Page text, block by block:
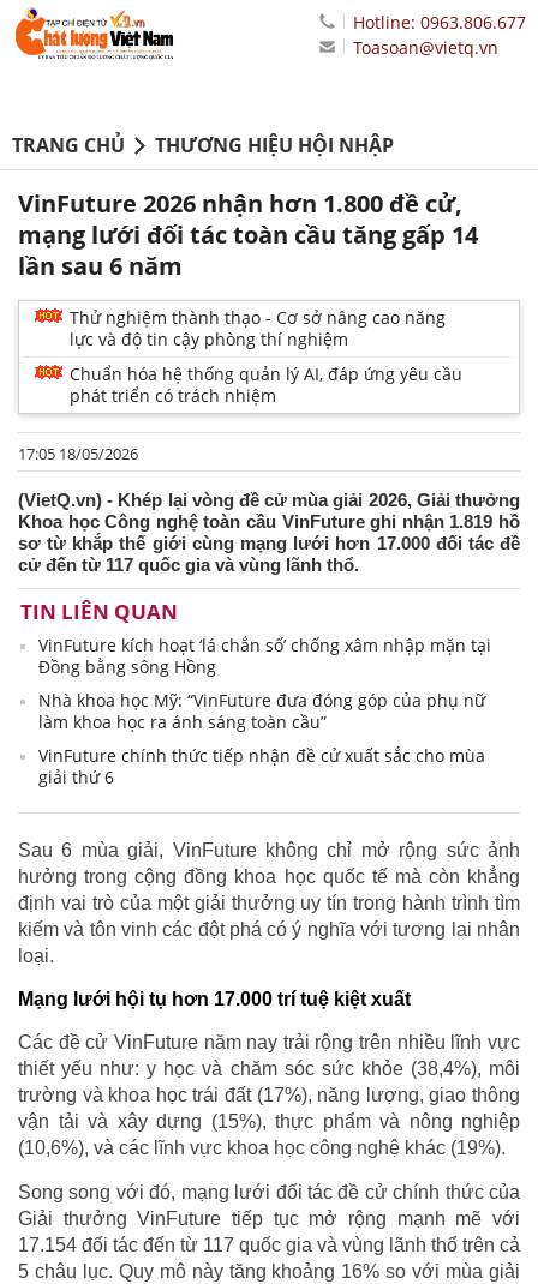
Hotline: 0963.806.677
Toasoan@vietq.vn
TRANG CHỦ THƯƠNG HIỆU HỘI NHẬP
VinFuture 2026 nhận hơn 1.800 đề cử,
mạng lưới đối tác toàn cầu tăng gấp 14
lần sau 6 năm
Thử nghiệm thành thạo - Cơ sở nâng cao năng
lực và độ tin cậy phòng thí nghiệm
Chuẩn hóa hệ thống quản lý AI, đáp ứng yêu cầu
phát triển có trách nhiệm
17:05 18/05/2026
(VietQ.vn) - Khép lại vòng đề cử mùa giải 2026, Giải thưởng
Khoa học Công nghệ toàn cầu VinFuture ghi nhận 1.819 hồ
sơ từ khắp thế giới cùng mạng lưới hơn 17.000 đối tác đề
cử đến từ 117 quốc gia và vùng lãnh thổ.
TIN LIÊN QUAN
VinFuture kích hoạt ‘lá chắn số’ chống xâm nhập mặn tại
Đồng bằng sông Hồng
Nhà khoa học Mỹ: “VinFuture đưa đóng góp của phụ nữ
làm khoa học ra ánh sáng toàn cầu”
VinFuture chính thức tiếp nhận đề cử xuất sắc cho mùa
giải thứ 6
Sau 6 mùa giải, VinFuture không chỉ mở rộng sức ảnh
hưởng trong cộng đồng khoa học quốc tế mà còn khẳng
định vai trò của một giải thưởng uy tín trong hành trình tìm
kiếm và tôn vinh các đột phá có ý nghĩa với tương lai nhân
loại.
Mạng lưới hội tụ hơn 17.000 trí tuệ kiệt xuất
Các đề cử VinFuture năm nay trải rộng trên nhiều lĩnh vực
thiết yếu như: y học và chăm sóc sức khỏe (38,4%), môi
trường và khoa học trái đất (17%), năng lượng, giao thông
vận tải và xây dựng (15%), thực phẩm và nông nghiệp
(10,6%), và các lĩnh vực khoa học công nghệ khác (19%).
Song song với đó, mạng lưới đối tác đề cử chính thức của
Giải thưởng VinFuture tiếp tục mở rộng mạnh mẽ với
17.154 đối tác đến từ 117 quốc gia và vùng lãnh thổ trên cả
5 châu lục. Quy mô này tăng khoảng 16% so với mùa giải